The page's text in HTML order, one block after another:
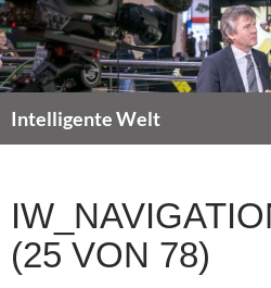
Zum
Inhalt
springen
Intelligente Welt
(25 VON 78)